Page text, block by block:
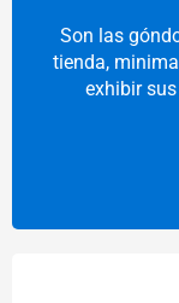
Son las
tienda,
exhibir